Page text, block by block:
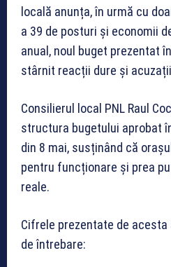
locală anunța, în urmă cu
a 39 de posturi și economii
anual, noul buget prezentat
stârnit reacții dure și
Consilierul local PNL Raul
structura bugetului aprobat
din 8 mai, susținând că
pentru funcționare și prea
reale.
Cifrele prezentate de
de întrebare: